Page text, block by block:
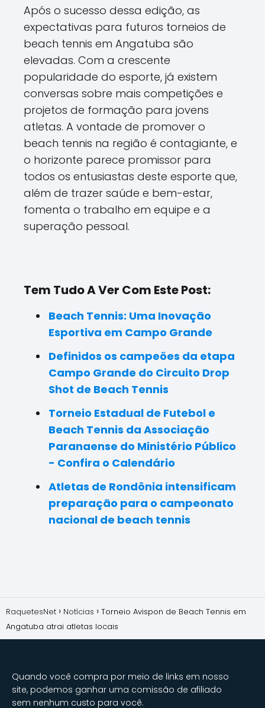
Após o sucesso dessa edição, as
expectativas para futuros torneios de
beach tennis em Angatuba são
elevadas. Com a crescente
popularidade do esporte, já existem
conversas sobre mais competições e
projetos de formação para jovens
atletas. A vontade de promover o
beach tennis na região é contagiante, e
o horizonte parece promissor para
todos os entusiastas deste esporte que,
além de trazer saúde e bem-estar,
fomenta o trabalho em equipe e a
superação pessoal.
Tem Tudo A Ver Com Este Post:
Beach Tennis: Uma Inovação
Esportiva em Campo Grande
Definidos os campeões da etapa
Campo Grande do Circuito Drop
Shot de Beach Tennis
Torneio Estadual de Futebol e
Beach Tennis da Associação
Paranaense do Ministério Público
- Confira o Calendário
Atletas de Rondônia intensificam
preparação para o campeonato
nacional de beach tennis
RaquetesNet Notícias
Torneio Avispon de Beach Tennis em
Angatuba atrai atletas locais
Quando você compra por meio de links em nosso
site, podemos ganhar uma comissão de afiliado
sem nenhum custo para você.